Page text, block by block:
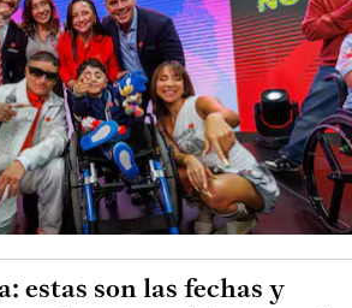
estas son las fechas y